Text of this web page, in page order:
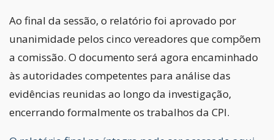
Ao final da sessão, o relatório foi aprovado por
unanimidade pelos cinco vereadores que compõem
a comissão. O documento será agora encaminhado
às autoridades competentes para análise das
evidências reunidas ao longo da investigação,
encerrando formalmente os trabalhos da CPI.